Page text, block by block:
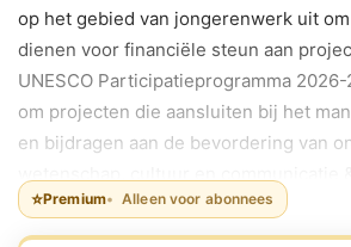
op het gebied van jongerenwerk uit
dienen voor financiële steun aan
UNESCO Participatieprogramma
om projecten die aansluiten bij het
en bijdragen aan de bevordering van
beoordeling wordt voorrang gegeven
een meerwaarde voor Aruba als Small
⭐Premium Alleen voor abonnees